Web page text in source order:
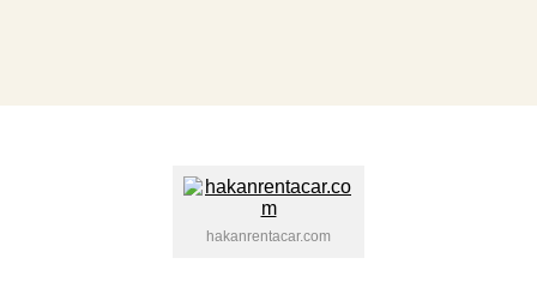
hakanrentacar.com